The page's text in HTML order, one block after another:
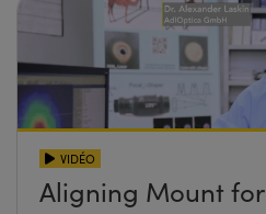
VIDÉO
Aligning Mount for